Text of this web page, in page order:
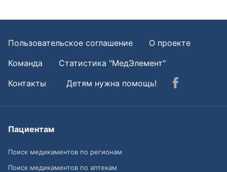
Пользовательское соглашение
О проекте
Команда
Статистика "МедЭлемент"
Контакты
Детям нужна помощь!
Пациентам
Поиск медикаментов по регионам
Поиск медикаментов по аптекам